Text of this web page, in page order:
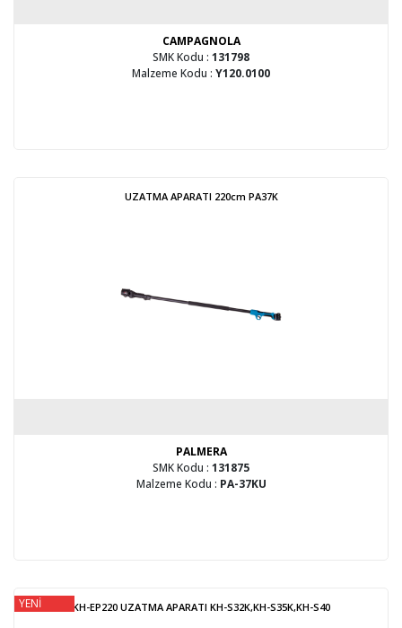
CAMPAGNOLA
SMK Kodu : 131798
Malzeme Kodu : Y120.0100
UZATMA APARATI 220cm PA37K
PALMERA
SMK Kodu : 131875
Malzeme Kodu : PA-37KU
YENİ KH-EP220 UZATMA APARATI KH-S32K,KH-S35K,KH-S40